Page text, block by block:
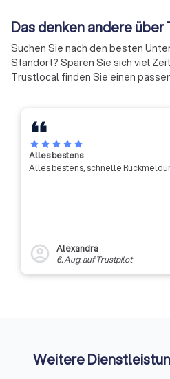
der Handwerkskammern
effizienter und effektiver
werden.
Das denken andere
Suchen Sie nach den besten
Standort? Sparen Sie sich viel
Trustlocal finden Sie einen
starstarstarstarstar
Alles bestens
Alles bestens, schnelle
account_circle
Alexandra
6. Aug.auf Trustpilot
Weitere